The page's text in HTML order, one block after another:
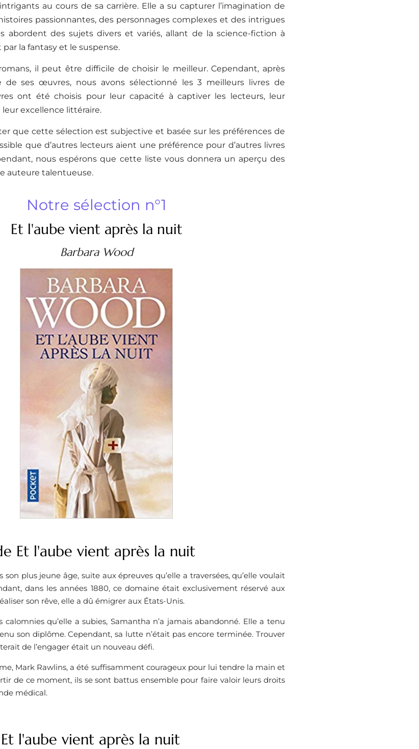
au cours de sa carrière. Elle a su capturer l’imagination de
passionnantes, des personnages complexes et des intrigues
abordent des sujets divers et variés, allant de la science-fiction à
par la fantasy et le suspense.
il peut être difficile de choisir le meilleur. Cependant, après
de ses œuvres, nous avons sélectionné les 3 meilleurs livres de
ont été choisis pour leur capacité à captiver les lecteurs, leur
excellence littéraire.
que cette sélection est subjective et basée sur les préférences de
que d’autres lecteurs aient une préférence pour d’autres livres
nous espérons que cette liste vous donnera un aperçu des
auteure talentueuse.
Notre sélection n°1
Et l'aube vient après la nuit
Barbara Wood
Et l'aube vient après la nuit
plus jeune âge, suite aux épreuves qu’elle a traversées, qu’elle voulait
dans les années 1880, ce domaine était exclusivement réservé aux
son rêve, elle a dû émigrer aux États-Unis.
calomnies qu’elle a subies, Samantha n’a jamais abandonné. Elle a tenu
son diplôme. Cependant, sa lutte n’était pas encore terminée. Trouver
de l’engager était un nouveau défi.
Mark Rawlins, a été suffisamment courageux pour lui tendre la main et
de ce moment, ils se sont battus ensemble pour faire valoir leurs droits
médical.
l'aube vient après la nuit